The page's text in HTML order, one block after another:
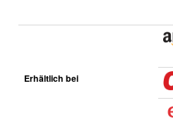
Erhältlich bei